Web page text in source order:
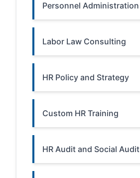
Personnel Administration
Labor Law Consulting
HR Policy and Strategy
Custom HR Training
HR Audit and Social Audit